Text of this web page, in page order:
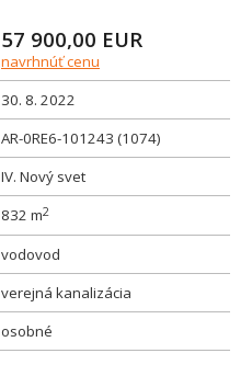
57 900,00 EUR
navrhnúť cenu
30. 8. 2022
AR-0RE6-101243 (1074)
IV. Nový svet
832 m2
vodovod
verejná kanalizácia
osobné